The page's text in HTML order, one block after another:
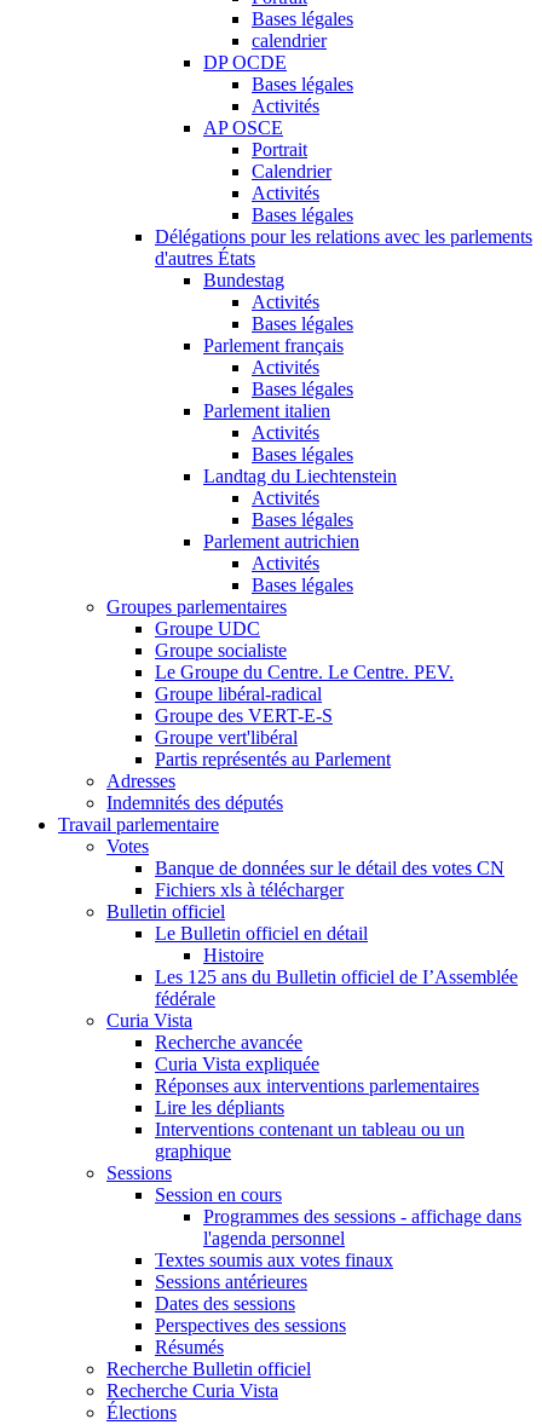
Bases légales
calendrier
DP OCDE
Bases légales
Activités
AP OSCE
Portrait
Calendrier
Activités
Bases légales
Délégations pour les relations avec les parlements
d'autres États
Bundestag
Activités
Bases légales
Parlement français
Activités
Bases légales
Parlement italien
Activités
Bases légales
Landtag du Liechtenstein
Activités
Bases légales
Parlement autrichien
Activités
Bases légales
Groupes parlementaires
Groupe UDC
Groupe socialiste
Le Groupe du Centre. Le Centre. PEV.
Groupe libéral-radical
Groupe des VERT-E-S
Groupe vert'libéral
Partis représentés au Parlement
Adresses
Indemnités des députés
Travail parlementaire
Votes
Banque de données sur le détail des votes CN
Fichiers xls à télécharger
Bulletin officiel
Le Bulletin officiel en détail
Histoire
Les 125 ans du Bulletin officiel de I’Assemblée
fédérale
Curia Vista
Recherche avancée
Curia Vista expliquée
Réponses aux interventions parlementaires
Lire les dépliants
Interventions contenant un tableau ou un
graphique
Sessions
Session en cours
Programmes des sessions - affichage dans
l'agenda personnel
Textes soumis aux votes finaux
Sessions antérieures
Dates des sessions
Perspectives des sessions
Résumés
Recherche Bulletin officiel
Recherche Curia Vista
Élections